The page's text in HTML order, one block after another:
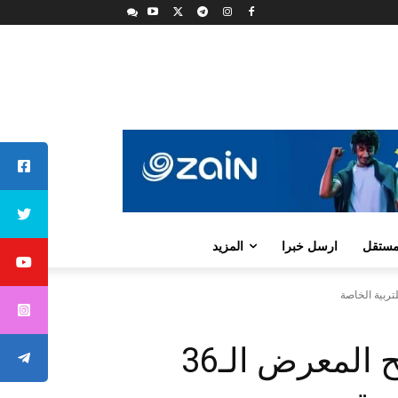
ارسل خبرا المزيد
الأميرة ثروت الحسن تفتتح المعرض الـ36